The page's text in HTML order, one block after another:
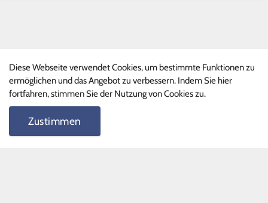
Schnelllinks
Ganztagsprogramm
Phille-Shop
Diese Webseite verwendet Cookies, um bestimmte Funktionen zu
ermöglichen und das Angebot zu verbessern. Indem Sie hier
fortfahren, stimmen Sie der Nutzung von Cookies zu.
Zustimmen